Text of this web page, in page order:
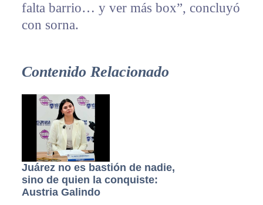
falta barrio… y ver más box”, concluyó
con sorna.
Contenido Relacionado
Juárez no es bastión de nadie,
sino de quien la conquiste:
Austria Galindo